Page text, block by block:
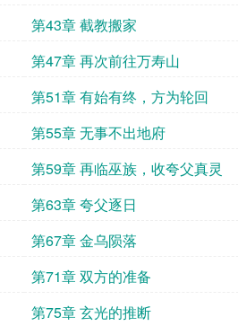
第43章 截教搬家
第47章 再次前往万寿山
第51章 有始有终，方为轮回
第55章 无事不出地府
第59章 再临巫族，收夸父真灵
第63章 夸父逐日
第67章 金乌陨落
第71章 双方的准备
第75章 玄光的推断